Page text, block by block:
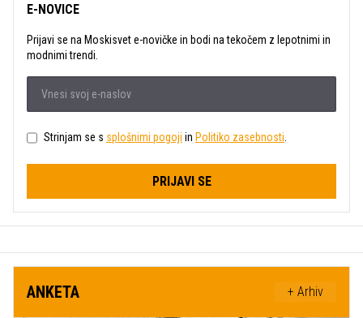
E-NOVICE
Prijavi se na Moskisvet e-novičke in bodi na tekočem z lepotnimi in
modnimi trendi.
Strinjam se s splošnimi pogoji in Politiko zasebnosti.
PRIJAVI SE
ANKETA + Arhiv